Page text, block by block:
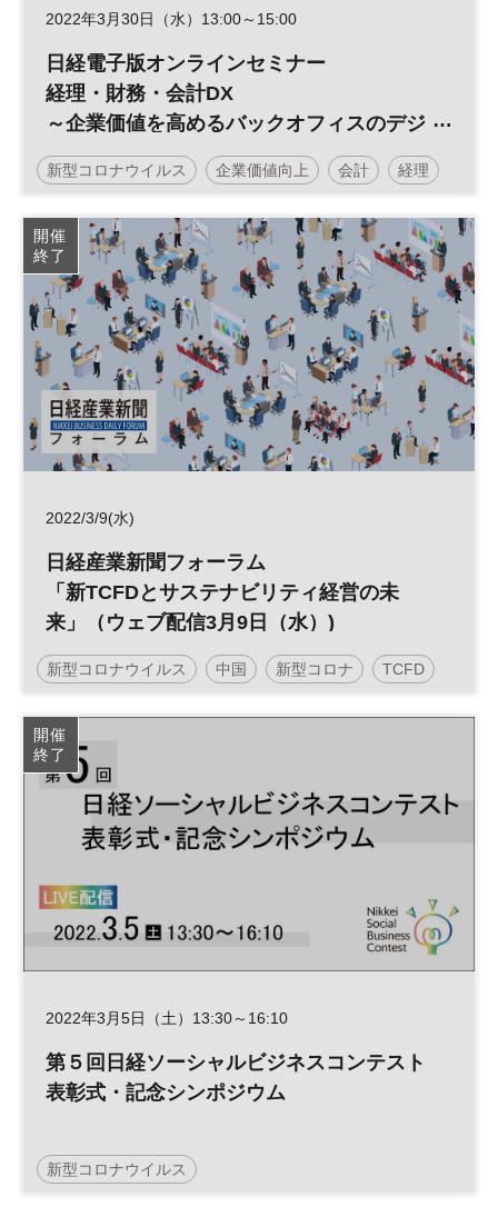
2022年3月30日（水）13:00～15:00
日経電子版オンラインセミナー
経理・財務・会計DX
～企業価値を高めるバックオフィスのデジ
タルシフト戦略～
新型コロナウイルス 企業価値向上 会計 経理
財務 デジタル バックオフィス DX
日経オンラインセミナー
開催
終了
2022/3/9(水)
日経産業新聞フォーラム
「新TCFDとサステナビリティ経営の未
来」（ウェブ配信3月9日（水）)
新型コロナウイルス 中国 新型コロナ TCFD
国内経済 在庫管理 景気 生産管理
コンプライアンスリスク
賠償責任 海外拠点 貿易 グローバルビジネス
リスク リスクマネジメント
信用リスク
サプライチェーン 参加無料
日経産業新聞フォーラム
開催
終了
2022年3月5日（土）13:30～16:10
第５回日経ソーシャルビジネスコンテスト
表彰式・記念シンポジウム
新型コロナウイルス